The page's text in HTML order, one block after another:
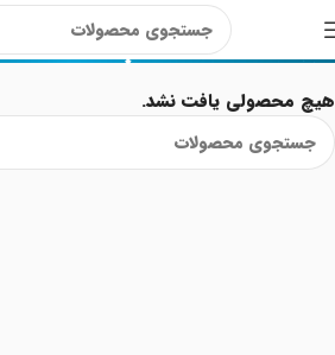
پستانک
هیچ محصولی یافت نشد.